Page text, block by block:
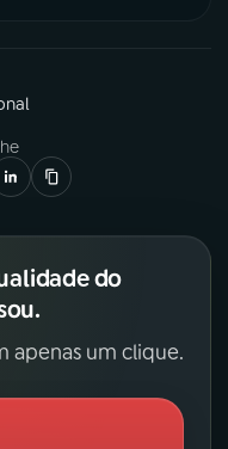
do
apenas um clique.